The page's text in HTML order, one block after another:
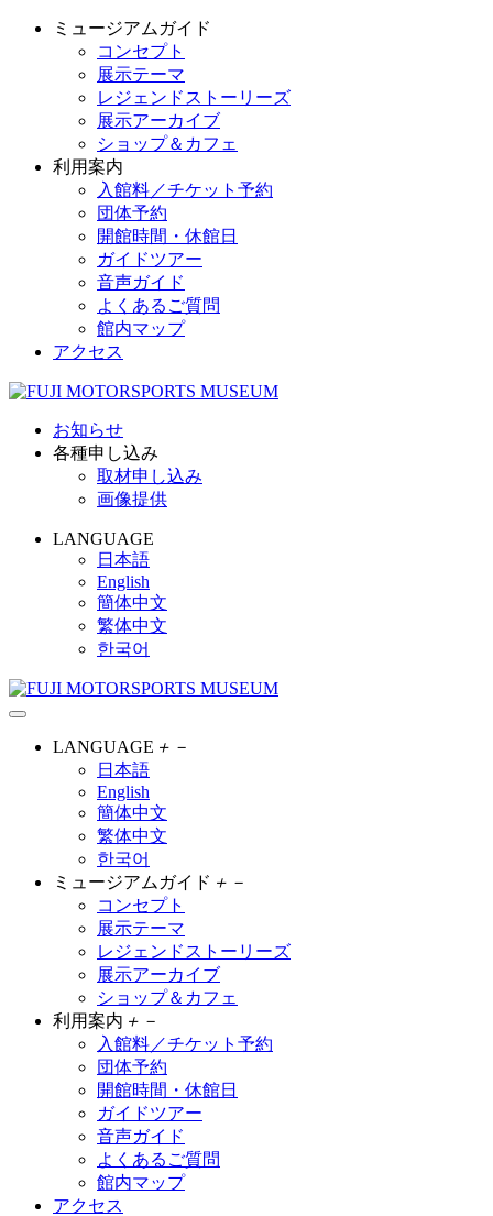
ミュージアムガイド
コンセプト
展示テーマ
レジェンドストーリーズ
展示アーカイブ
ショップ＆カフェ
利用案内
入館料／チケット予約
団体予約
開館時間・休館日
ガイドツアー
音声ガイド
よくあるご質問
館内マップ
アクセス
お知らせ
各種申し込み
取材申し込み
画像提供
LANGUAGE
日本語
English
簡体中文
繁体中文
한국어
LANGUAGE ＋ －
日本語
English
簡体中文
繁体中文
한국어
ミュージアムガイド ＋ －
コンセプト
展示テーマ
レジェンドストーリーズ
展示アーカイブ
ショップ＆カフェ
利用案内 ＋ －
入館料／チケット予約
団体予約
開館時間・休館日
ガイドツアー
音声ガイド
よくあるご質問
館内マップ
アクセス